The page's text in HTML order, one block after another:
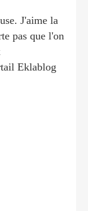
J'aime la
pas que l'on
Eklablog